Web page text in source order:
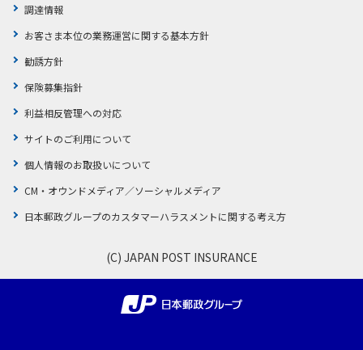
調達情報
お客さま本位の業務運営に関する基本方針
勧誘方針
保険募集指針
利益相反管理への対応
サイトのご利用について
個人情報のお取扱いについて
CM・オウンドメディア／ソーシャルメディア
日本郵政グループのカスタマーハラスメントに関する考え方
(C) JAPAN POST INSURANCE